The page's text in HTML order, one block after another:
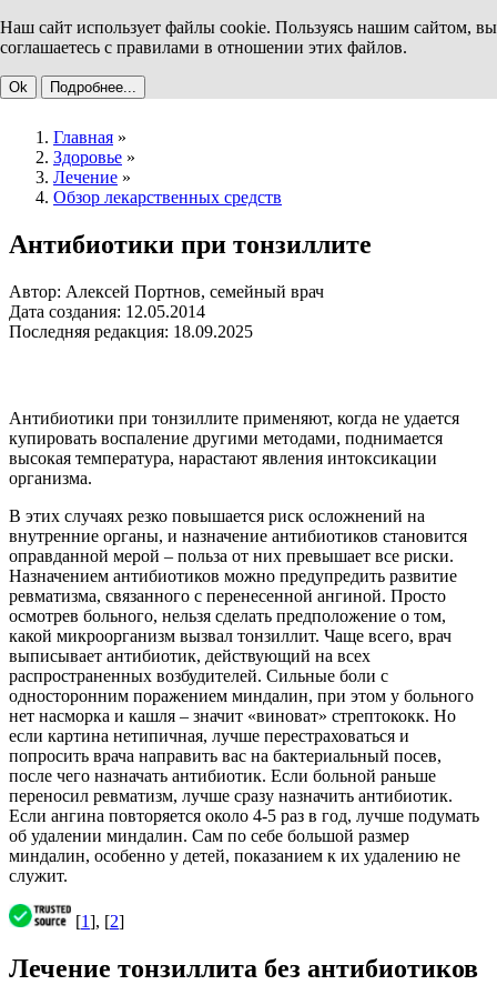
Наш сайт использует файлы cookie. Пользуясь нашим сайтом, вы
соглашаетесь с правилами в отношении этих файлов.
Ok Подробнее...
Главная »
Здоровье »
Лечение »
Обзор лекарственных средств
Антибиотики при тонзиллите
Автор: Алексей Портнов, семейный врач
Дата создания: 12.05.2014
Последняя редакция: 18.09.2025
Антибиотики при тонзиллите применяют, когда не удается
купировать воспаление другими методами, поднимается
высокая температура, нарастают явления интоксикации
организма.
В этих случаях резко повышается риск осложнений на
внутренние органы, и назначение антибиотиков становится
оправданной мерой – польза от них превышает все риски.
Назначением антибиотиков можно предупредить развитие
ревматизма, связанного с перенесенной ангиной. Просто
осмотрев больного, нельзя сделать предположение о том,
какой микроорганизм вызвал тонзиллит. Чаще всего, врач
выписывает антибиотик, действующий на всех
распространенных возбудителей. Сильные боли с
односторонним поражением миндалин, при этом у больного
нет насморка и кашля – значит «виноват» стрептококк. Но
если картина нетипичная, лучше перестраховаться и
попросить врача направить вас на бактериальный посев,
после чего назначать антибиотик. Если больной раньше
переносил ревматизм, лучше сразу назначить антибиотик.
Если ангина повторяется около 4-5 раз в год, лучше подумать
об удалении миндалин. Сам по себе большой размер
миндалин, особенно у детей, показанием к их удалению не
служит.
[1], [2]
Лечение тонзиллита без антибиотиков